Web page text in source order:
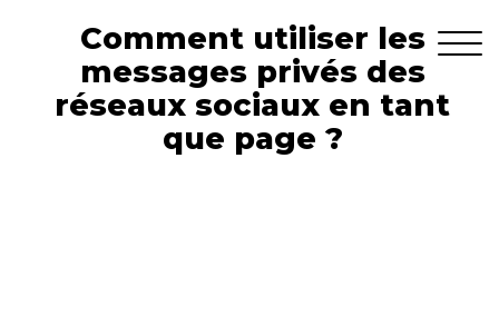
Comment utiliser les
messages privés des
réseaux sociaux en tant
que page ?